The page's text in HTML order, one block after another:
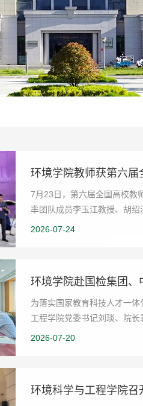
环境学院教师获第六
7月23日，第六届全国高校教
率团队成员李玉江教授、胡
国家级二等奖，实...
2026-07-24
环境学院赴国检集团
为落实国家教育科技人才一
工程学院党委书记刘琰、院
调研，就深化关键领...
2026-07-20
环境科学与工程学院召